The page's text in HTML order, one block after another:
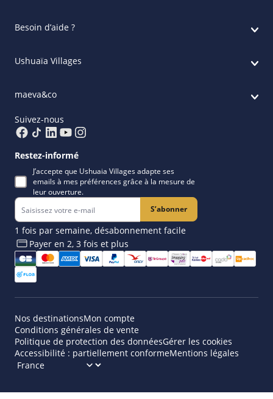
Besoin d’aide ?
Ushuaïa Villages
maeva&co
Suivez-nous
Restez-informé
J’accepte que Ushuaia Villages adapte ses
emails à mes préférences grâce à la mesure de
leur ouverture.
S’abonner
1 fois par semaine, désabonnement facile
Payer en 2, 3 fois et plus​
Nos destinationsMon compte
Conditions générales de vente
Politique de protection des donnéesGérer les cookies
Accessibilité : partiellement conformeMentions légales